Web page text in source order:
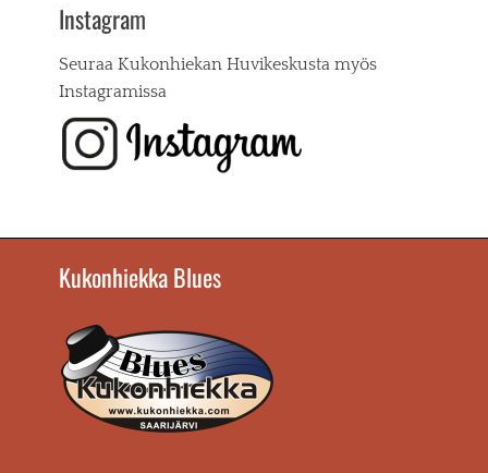
Instagram
Seuraa Kukonhiekan Huvikeskusta myös
Instagramissa
Kukonhiekka Blues